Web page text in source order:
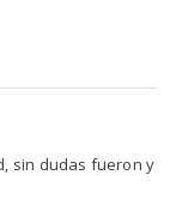
sin dudas fueron y